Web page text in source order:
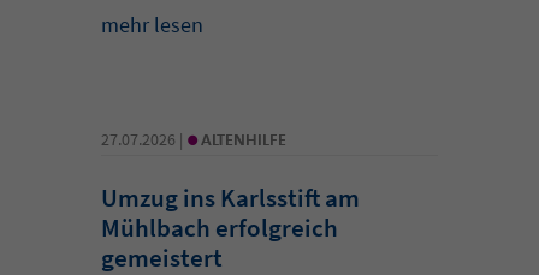
mehr lesen
27.07.2026 | • ALTENHILFE
Umzug ins Karlsstift am
Mühlbach erfolgreich
gemeistert